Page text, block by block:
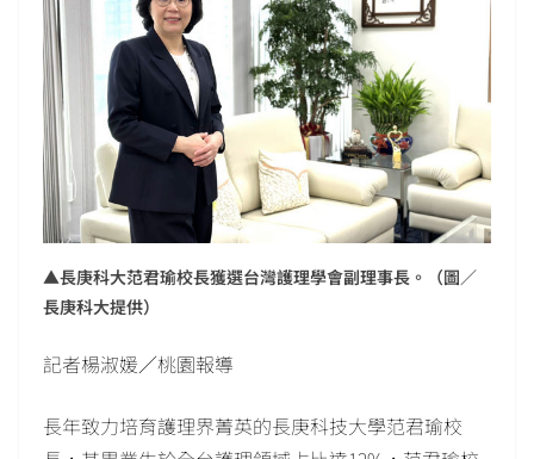
▲長庚科大范君瑜校長獲選台灣護理學會副理事長。（圖／
長庚科大提供）
記者楊淑媛／桃園報導
長年致力培育護理界菁英的長庚科技大學范君瑜校